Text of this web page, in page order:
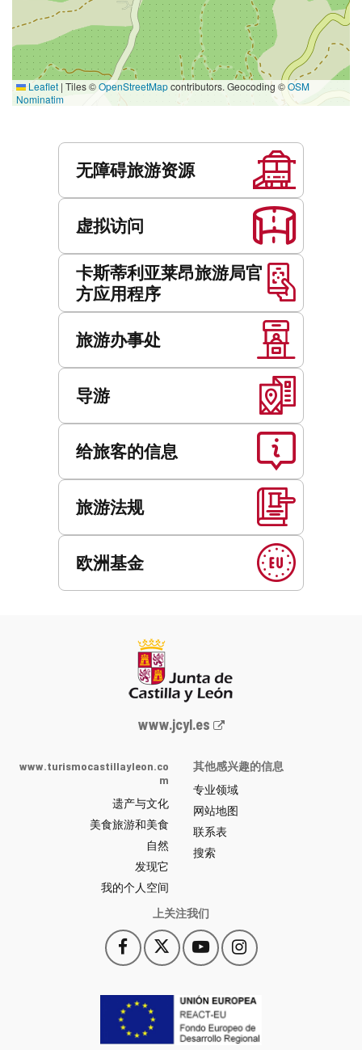
Leaflet | Tiles ©OpenStreetMapcontributors. Geocoding ©OSM
Nominatim
无障碍旅游资源
虚拟访问
卡斯蒂利亚莱昂旅游局官
方应用程序
旅游办事处
导游
给旅客的信息
旅游法规
欧洲基金
Junta
y
León
网
站
门
户
-
www.jcyl.es
www.turismocastillayleon.co
m
遗产与文化
美食旅游和美食
自然
发现它
我的个人空间
其他感兴趣的信息
专业领域
网站地图
联系表
搜索
上关注我们
Facebook
此
链
会
打
开
此
链
YouTube
此
链
会
打
开
Instagram
此
链
会
开